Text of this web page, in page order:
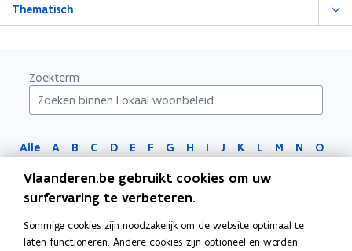
op:Thematisch
Zoekterm
Alle A B C D E F G H I J K L M N
O
P
Q R S T U V W X Y Z 0-9
Vlaanderen.be gebruikt cookies om uw
surfervaring te verbeteren.
Sommige cookies zijn noodzakelijk om de website optimaal te
laten functioneren. Andere cookies zijn optioneel en worden